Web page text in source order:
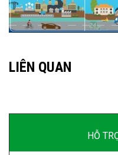
LIÊN QUAN
HỖ